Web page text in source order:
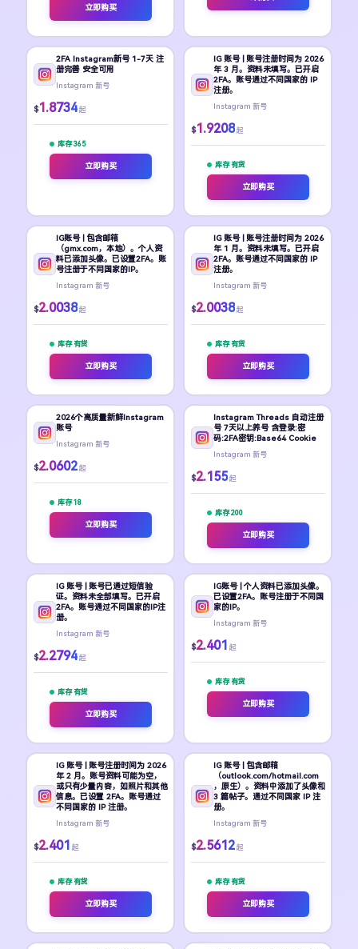
立即购买
2FA Instagram新号 1-7天 注
册完善 安全可用
Instagram 新号
$1.8734 起
库存 365
立即购买
IG 账号 | 账号注册时间为 2026
年 3 月。资料未填写。已开启
2FA。账号通过不同国家的 IP
注册。
Instagram 新号
$1.9208 起
库存 有货
立即购买
IG账号 | 包含邮箱
（gmx.com，本地）。个人资
料已添加头像。已设置2FA。账
号注册于不同国家的IP。
Instagram 新号
$2.0038 起
库存 有货
立即购买
IG 账号 | 账号注册时间为 2026
年 1 月。资料未填写。已开启
2FA。账号通过不同国家的 IP
注册。
Instagram 新号
$2.0038 起
库存 有货
立即购买
2026个高质量新鲜Instagram
账号
Instagram 新号
$2.0602 起
库存 18
立即购买
Instagram Threads 自动注册
号 7天以上养号 含登录:密
码:2FA密钥:Base64 Cookie
Instagram 新号
$2.155 起
库存 200
立即购买
IG 账号 | 账号已通过短信验
证。资料未全部填写。已开启
2FA。账号通过不同国家的IP注
册。
Instagram 新号
$2.2794 起
库存 有货
立即购买
IG账号 | 个人资料已添加头像。
已设置2FA。账号注册于不同国
家的IP。
Instagram 新号
$2.401 起
库存 有货
立即购买
IG 账号 | 账号注册时间为 2026
年 2 月。账号资料可能为空，
或只有少量内容，如照片和其他
信息。已设置 2FA。账号通过
不同国家的 IP 注册。
Instagram 新号
$2.401 起
库存 有货
立即购买
IG 账号 | 包含邮箱
（outlook.com/hotmail.com
，原生）。资料中添加了头像和
3 篇帖子。通过不同国家 IP 注
册。
Instagram 新号
$2.5612 起
库存 有货
立即购买